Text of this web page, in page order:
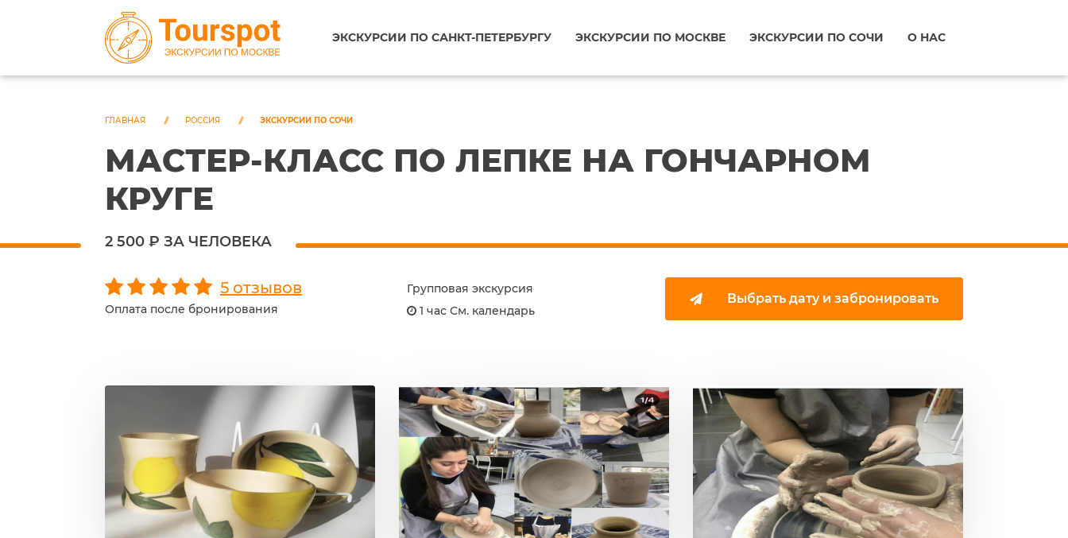
ЭКСКУРСИИ ПО САНКТ-ПЕТЕРБУРГУ ЭКСКУРСИИ ПО МОСКВЕ ЭКСКУРСИИ ПО СОЧИ О НАС
ГЛАВНАЯ РОССИЯ ЭКСКУРСИИ ПО СОЧИ
МАСТЕР-КЛАСС ПО ЛЕПКЕ НА ГОНЧАРНОМ
КРУГЕ
2 500 ₽ ЗА ЧЕЛОВЕКА
5 отзывов
Оплата после бронирования
Групповая экскурсия
1 час См. календарь
Выбрать дату и забронировать